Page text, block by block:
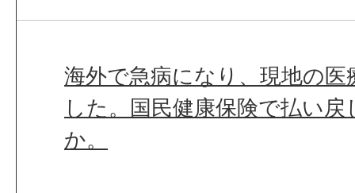
海外で急病になり、現地の
した。国民健康保険で払い
か。